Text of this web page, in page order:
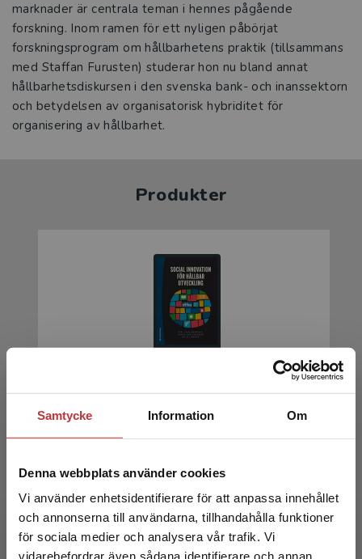
Samtycke Information Om
Denna webbplats använder cookies
Vi använder enhetsidentifierare för att anpassa innehållet
och annonserna till användarna, tillhandahålla funktioner
för sociala medier och analysera vår trafik. Vi
vidarebefordrar även sådana identifierare och annan
Begränsad fraktregion
marknader är centrala teman i hennes pågående
forskning. Inom ramen för ett nyligen påbörjat
forskningsprogram om hållbarhetens praktik (tillsammans
med Staffan Furusten) studerar hon nu bland annat
hållbarhetsdiskursen i den svenska bank- och inanssektorn
och betydelsen av organisatorisk hybriditet för
organisering av hållbarhet.
Produkter
Social innovation för hållbar utveckling
Exkl. moms: 188 kr